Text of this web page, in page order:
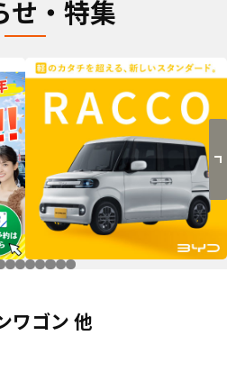
せ・特集
ワゴン 他